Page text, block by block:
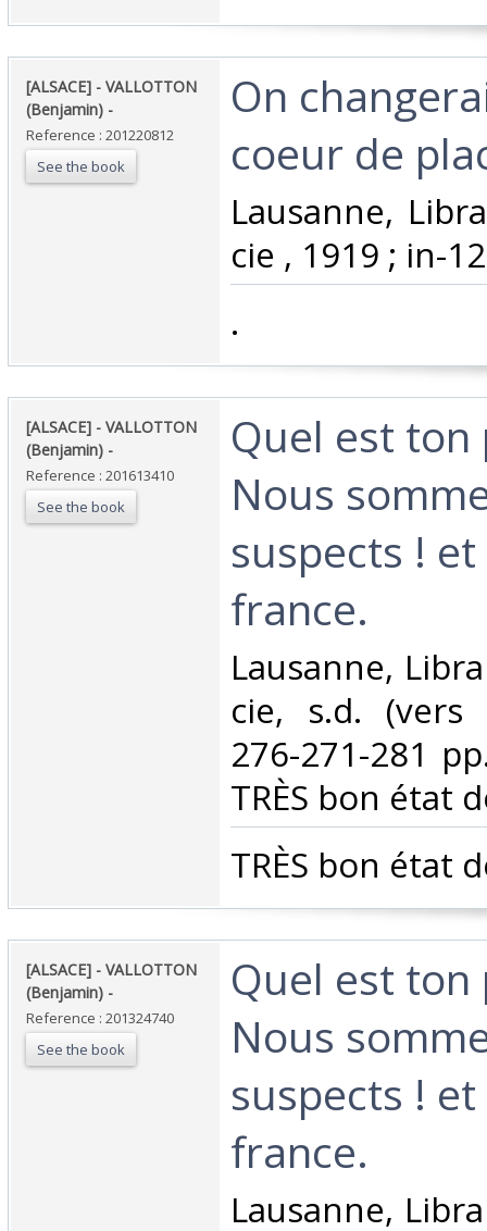
‎[ALSACE] - VALLOTTON
(Benjamin) - ‎
Reference : 201220812
See the book
‎On
coeur de
‎Lausanne,
cie , 1919 ; in-
‎.‎
‎[ALSACE] - VALLOTTON
(Benjamin) - ‎
Reference : 201613410
See the book
‎Quel est ton
Nous
suspects !
france. ‎
‎Lausanne,
cie, s.d. (vers
276-271-281
TRÈS bon état
‎TRÈS bon état
‎[ALSACE] - VALLOTTON
(Benjamin) - ‎
Reference : 201324740
See the book
‎Quel est ton
Nous
suspects !
france. ‎
‎Lausanne,